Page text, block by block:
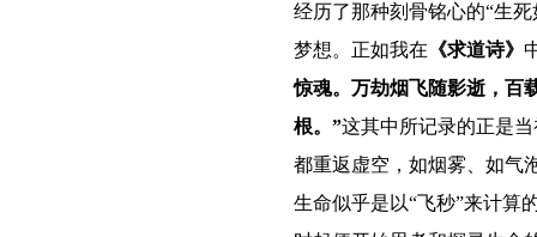
经历了那种刻骨铭心的“生
梦想。正如我在 《求道诗》
惊魂。万劫烟飞随影逝 ，百
根。 ”这其中所记录的正是
都重返虚空，如烟雾、如气
生命似乎是以“飞秒”来计算